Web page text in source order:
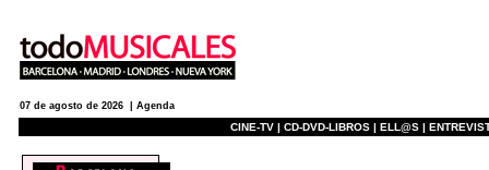
07 de agosto de 2026 | Agenda
CINE-TV | CD-DVD-LIBROS | ELL@S |